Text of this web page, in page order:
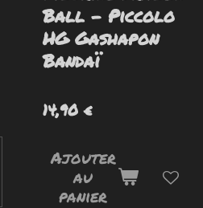
Ball - Piccolo
HG Gashapon
Bandaï
14,90 €
Ajouter
au
panier